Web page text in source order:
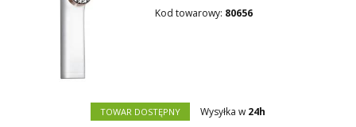
Kod towarowy: 80656
TOWAR DOSTĘPNY Wysyłka w 24h